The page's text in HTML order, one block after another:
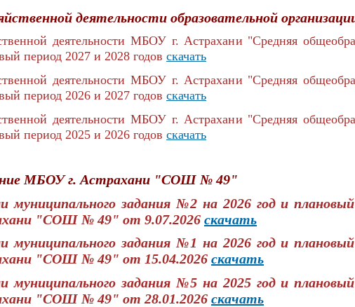
деятельности образовательной
деятельности МБОУ г. Астрахани "Средняя
период 2027 и 2028 годов скачать
деятельности МБОУ г. Астрахани "Средняя
период 2026 и 2027 годов скачать
деятельности МБОУ г. Астрахани "Средняя
период 2025 и 2026 годов скачать
МБОУ г. Астрахани "СОШ № 49"
задания №2 на 2026 год и
"СОШ № 49" от 9.07.2026 скачать
задания №1 на 2026 год и
"СОШ № 49" от 15.04.2026 скачать
задания №5 на 2025 год и
"СОШ № 49" от 28.01.2026 скачать